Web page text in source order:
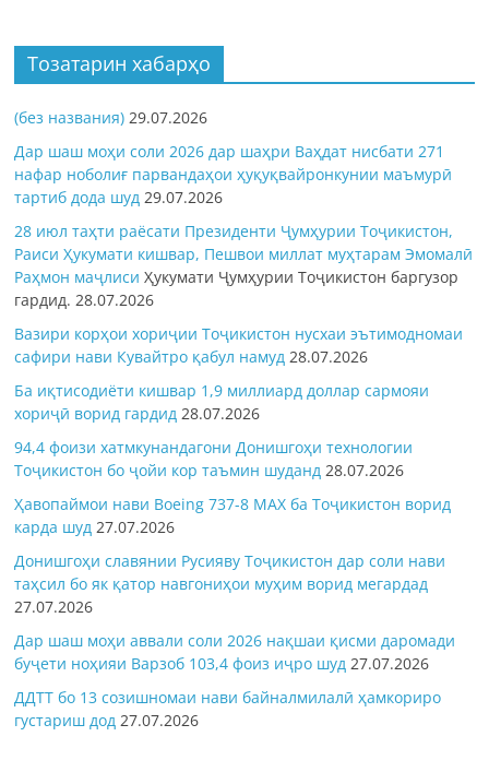
Тозатарин хабарҳо
(без названия) 29.07.2026
Дар шаш моҳи соли 2026 дар шаҳри Ваҳдат нисбати 271
нафар ноболиғ парвандаҳои ҳуқуқвайронкунии маъмурӣ
тартиб дода шуд 29.07.2026
28 июл таҳти раёсати Президенти Ҷумҳурии Тоҷикистон,
Раиси Ҳукумати кишвар, Пешвои миллат муҳтарам Эмомалӣ
Раҳмон маҷлисиҲукумати Ҷумҳурии Тоҷикистон баргузор
гардид. 28.07.2026
Вазири корҳои хориҷии Тоҷикистон нусхаи эътимодномаи
сафири нави Кувайтро қабул намуд 28.07.2026
Ба иқтисодиёти кишвар 1,9 миллиард доллар сармояи
хориҷӣ ворид гардид 28.07.2026
94,4 фоизи хатмкунандагони Донишгоҳи технологии
Тоҷикистон бо ҷойи кор таъмин шуданд 28.07.2026
Ҳавопаймои нави Boeing 737-8 MAX ба Тоҷикистон ворид
карда шуд 27.07.2026
Донишгоҳи славянии Русияву Тоҷикистон дар соли нави
таҳсил бо як қатор навгониҳои муҳим ворид мегардад
27.07.2026
Дар шаш моҳи аввали соли 2026 нақшаи қисми даромади
буҷети ноҳияи Варзоб 103,4 фоиз иҷро шуд 27.07.2026
ДДТТ бо 13 созишномаи нави байналмилалӣ ҳамкориро
густариш дод 27.07.2026